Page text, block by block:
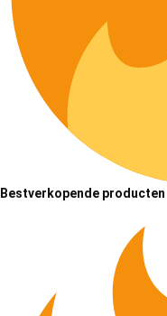
Bestverkopende producten